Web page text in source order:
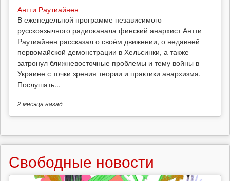
Антти Раутиайнен
В еженедельной программе независимого
русскоязычного радиоканала финский анархист Антти
Раутиайнен рассказал о своём движении, о недавней
первомайской демонстрации в Хельсинки, а также
затронул ближневосточные проблемы и тему войны в
Украине с точки зрения теории и практики анархизма.
Послушать...
2 месяцаназад
Свободные новости